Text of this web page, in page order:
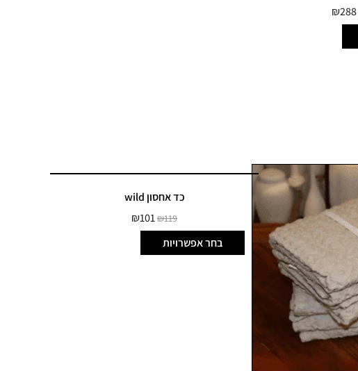
₪288
כד אחסון wild
₪119
₪101
בחר אפשרויות